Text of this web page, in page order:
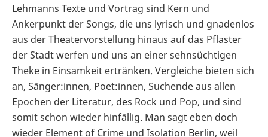
Lehmanns Texte und Vortrag sind Kern und
Ankerpunkt der Songs, die uns lyrisch und gnadenlos
aus der Theatervorstellung hinaus auf das Pflaster
der Stadt werfen und uns an einer sehnsüchtigen
Theke in Einsamkeit ertränken. Vergleiche bieten sich
an, Sänger:innen, Poet:innen, Suchende aus allen
Epochen der Literatur, des Rock und Pop, und sind
somit schon wieder hinfällig. Man sagt eben doch
wieder Element of Crime und Isolation Berlin, weil